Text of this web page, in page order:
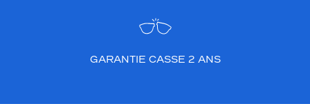
GARANTIE CASSE 2 ANS